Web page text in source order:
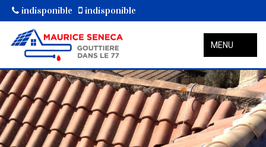
indisponible indisponible
MENU